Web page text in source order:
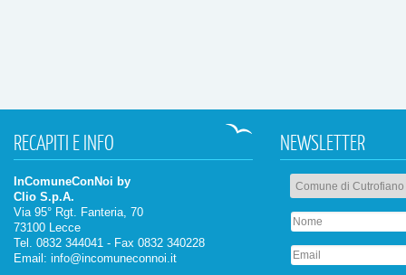
RECAPITI E INFO
InComuneConNoi by
Clio S.p.A.
Via 95° Rgt. Fanteria, 70
73100 Lecce
Tel. 0832 344041 - Fax 0832 340228
Email: info@incomuneconnoi.it
NEWSLETTER